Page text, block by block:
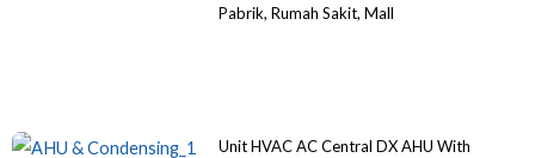
Pabrik, Rumah Sakit, Mall
Unit HVAC AC Central DX AHU With